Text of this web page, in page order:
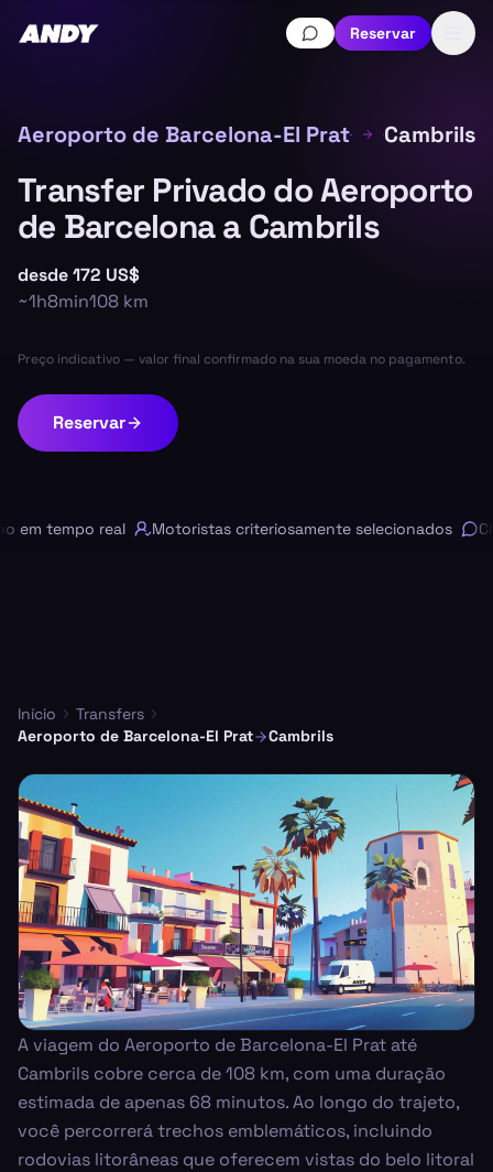
Reservar
Aeroporto de Barcelona-El Prat Cambrils
Transfer Privado do Aeroporto
de Barcelona a Cambrils
desde172 US$
~1h8min108 km
Preço indicativo — valor final confirmado na sua moeda no pagamento.
Reservar
tempo real Motoristas criteriosamente selecionados
Início
Transfers
Aeroporto de Barcelona-El Prat
Cambrils
A viagem do Aeroporto de Barcelona-El Prat até
Cambrils cobre cerca de 108 km, com uma duração
estimada de apenas 68 minutos. Ao longo do trajeto,
você percorrerá trechos emblemáticos, incluindo
rodovias litorâneas que oferecem vistas do belo litoral